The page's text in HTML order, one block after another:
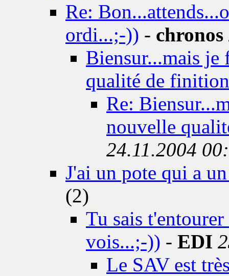
Re:
ordi...;-)) - chronos
Biensur...mais je
qualité de
Re:
nouvelle
24.11.2004
J'ai un pote qui a
(2)
Tu sais
vois...;-)) - EDI
Le SAV est